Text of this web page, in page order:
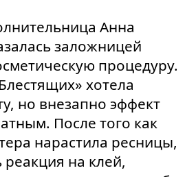
Анна
заложницей
процедуру.
хотела
но внезапно эффект
После того как
нарастила ресницы,
реакция на клей,